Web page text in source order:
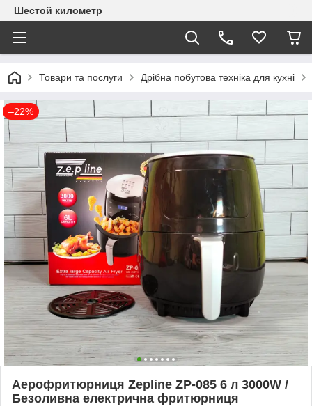
Шестой километр
Товари та послуги Дрібна побутова техніка для кухні
–22%
Аерофритюрниця Zepline ZP-085 6 л 3000W /
Безоливна електрична фритюрниця